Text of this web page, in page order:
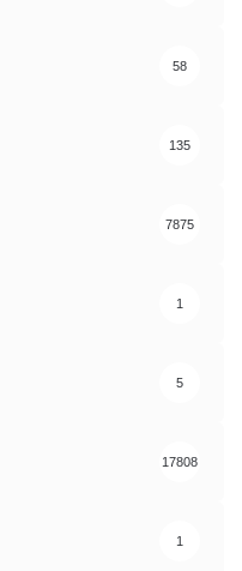
58
135
7875
1
5
17808
1